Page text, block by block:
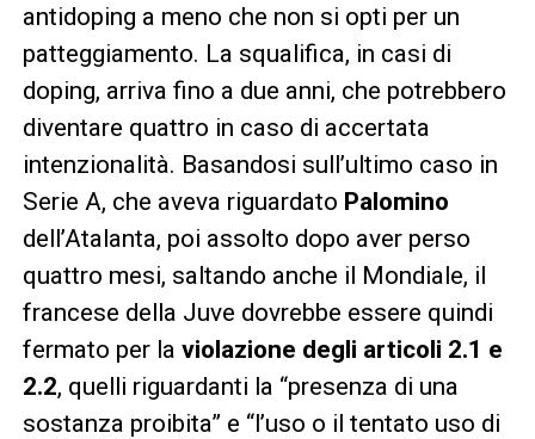
antidoping a meno che non si opti per un
patteggiamento. La squalifica, in casi di
doping, arriva fino a due anni, che potrebbero
diventare quattro in caso di accertata
intenzionalità. Basandosi sull’ultimo caso in
Serie A, che aveva riguardato Palomino
dell’Atalanta, poi assolto dopo aver perso
quattro mesi, saltando anche il Mondiale, il
francese della Juve dovrebbe essere quindi
fermato per la violazione degli articoli 2.1 e
2.2, quelli riguardanti la “presenza di una
sostanza proibita” e “l’uso o il tentato uso di